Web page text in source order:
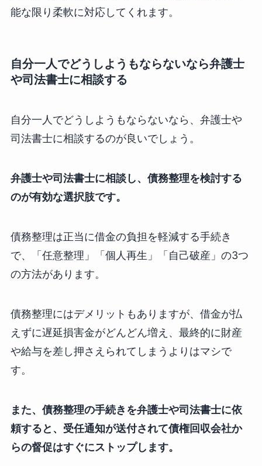
能な限り柔軟に対応してくれます。
自分一人でどうしようもならないなら弁護士
や司法書士に相談する
自分一人でどうしようもならないなら、弁護士や
司法書士に相談するのが良いでしょう。
弁護士や司法書士に相談し、債務整理を検討する
のが有効な選択肢です。
債務整理は正当に借金の負担を軽減する手続き
で、「任意整理」「個人再生」「自己破産」の3つ
の方法があります。
債務整理にはデメリットもありますが、借金が払
えずに遅延損害金がどんどん増え、最終的に財産
や給与を差し押さえられてしまうよりはマシで
す。
また、債務整理の手続きを弁護士や司法書士に依
頼すると、受任通知が送付されて債権回収会社か
らの督促はすぐにストップします。